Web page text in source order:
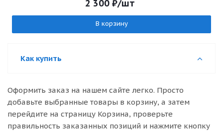
2 300₽/шт
В корзину
Как купить
Оформить заказ на нашем сайте легко. Просто
добавьте выбранные товары в корзину, а затем
перейдите на страницу Корзина, проверьте
правильность заказанных позиций и нажмите кнопку